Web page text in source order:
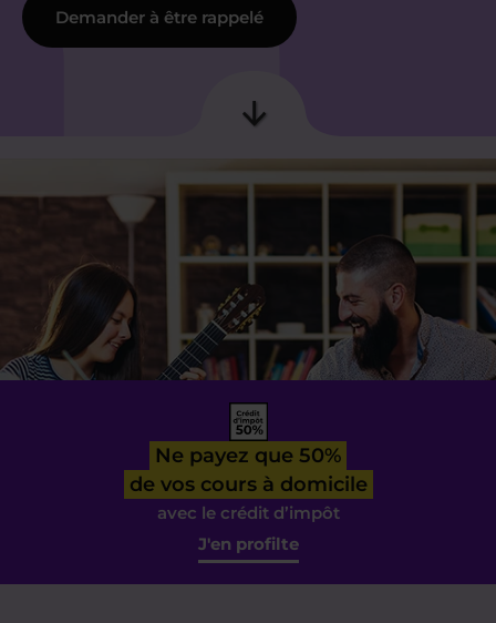
Demander à être rappelé
Ne payez que 50%
de vos cours à domicile
avec le crédit d’impôt
J'en profilte